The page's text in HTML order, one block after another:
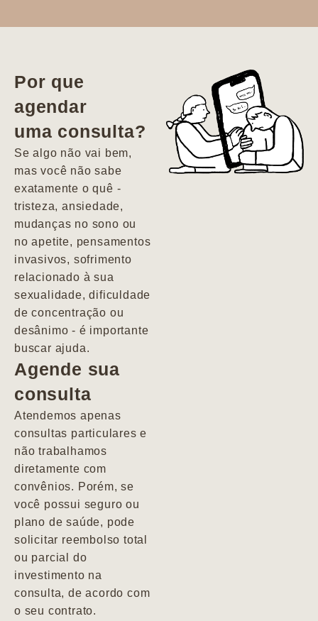
vida. Ela me
encontrou num
estado misto de
depressão e
agitação com
pensamentos
Por que
agendar
uma consulta?
Se algo não vai bem,
mas você não sabe
exatamente o quê -
tristeza, ansiedade,
mudanças no sono ou
no apetite, pensamentos
invasivos, sofrimento
relacionado à sua
sexualidade, dificuldade
de concentração ou
desânimo - é importante
buscar ajuda.
Agende sua
consulta
Atendemos apenas
consultas particulares e
não trabalhamos
diretamente com
convênios. Porém, se
você possui seguro ou
plano de saúde, pode
solicitar reembolso total
ou parcial do
investimento na
consulta, de acordo com
o seu contrato.